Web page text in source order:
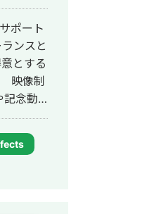
ベント
・元
テン
『ゲー
ポート
とする
念動
ーツ
の受託